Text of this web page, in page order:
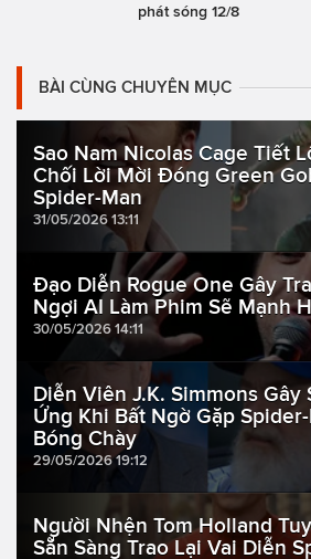
phát sóng 12/8
BÀI CÙNG CHUYÊN MỤC
Sao Nam Nicolas Cage Tiết
Chối Lời Mời Đóng Green
Spider-Man
31/05/2026 13:11
Đạo Diễn Rogue One Gây
Ngợi AI Làm Phim Sẽ Mạnh
30/05/2026 14:11
Diễn Viên J.K. Simmons Gây
Ứng Khi Bất Ngờ Gặp
Bóng Chày
29/05/2026 19:12
Người Nhện Tom Holland
Sẵn Sàng Trao Lại Vai Diễn